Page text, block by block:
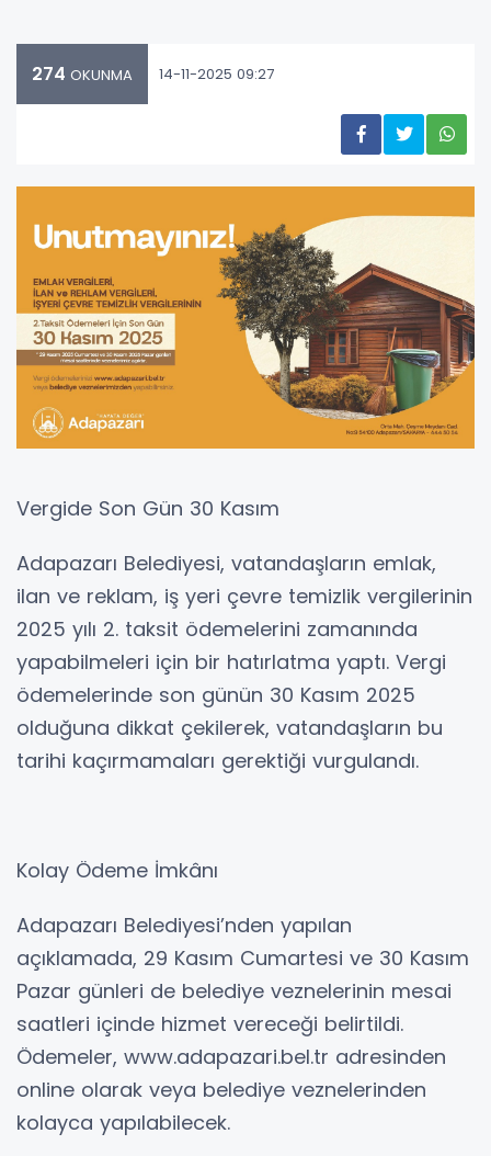
274 OKUNMA 14-11-2025 09:27
Vergide Son Gün 30 Kasım
Adapazarı Belediyesi, vatandaşların emlak,
ilan ve reklam, iş yeri çevre temizlik vergilerinin
2025 yılı 2. taksit ödemelerini zamanında
yapabilmeleri için bir hatırlatma yaptı. Vergi
ödemelerinde son günün 30 Kasım 2025
olduğuna dikkat çekilerek, vatandaşların bu
tarihi kaçırmamaları gerektiği vurgulandı.
Kolay Ödeme İmkânı
Adapazarı Belediyesi’nden yapılan
açıklamada, 29 Kasım Cumartesi ve 30 Kasım
Pazar günleri de belediye veznelerinin mesai
saatleri içinde hizmet vereceği belirtildi.
Ödemeler, www.adapazari.bel.tr adresinden
online olarak veya belediye veznelerinden
kolayca yapılabilecek.